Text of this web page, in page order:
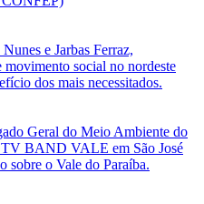
e Jarbas Ferraz,
movimento social no nordeste
dos mais necessitados.
Geral do Meio Ambiente do
TV BAND VALE em São José
sobre o Vale do Paraíba.